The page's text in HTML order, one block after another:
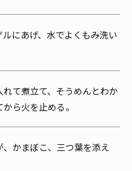
にあげ、水でよくもみ洗い
て煮立て、そうめんとわか
ら火を止める。
かまぼこ、三つ葉を添え